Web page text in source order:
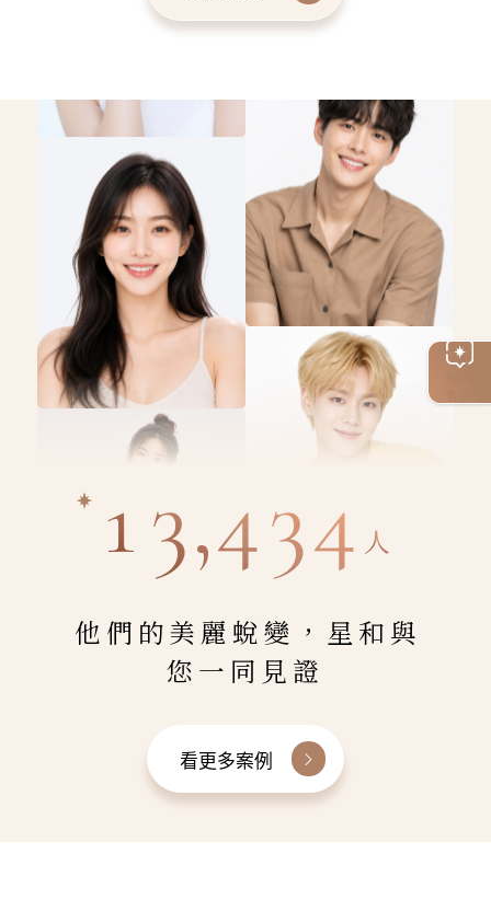
13,434 人
他們的美麗蛻變，星和與
您一同見證
看更多案例